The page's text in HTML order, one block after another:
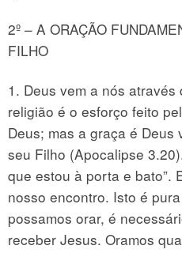
2º – A ORAÇÃO
FILHO
1. Deus vem a nós
religião é o esforço feito
Deus; mas a graça é
seu Filho (Apocalipse
que estou à porta e bato”.
nosso encontro. Isto é
possamos orar, é
receber Jesus. Oramos